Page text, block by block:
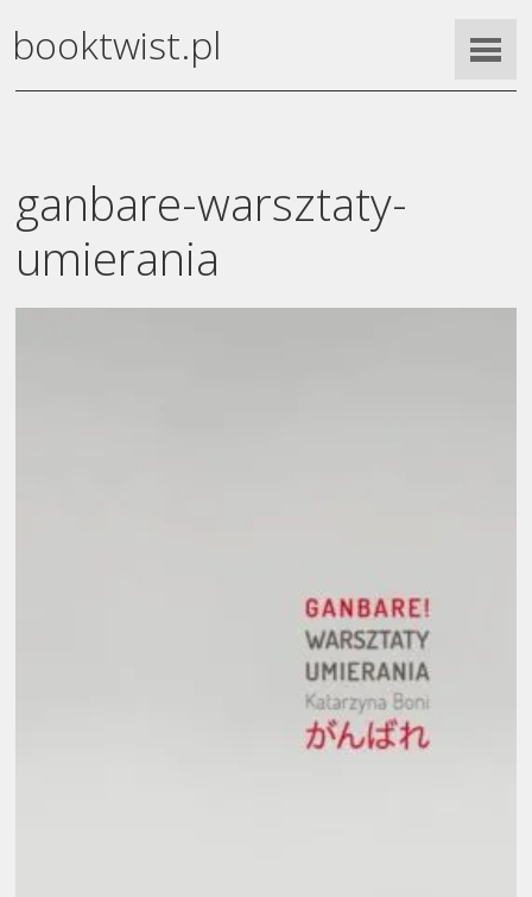
booktwist.pl
ganbare-warsztaty-
umierania